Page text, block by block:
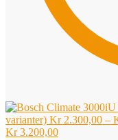
varianter) Kr2.300,00 –
Kr 3.200,00